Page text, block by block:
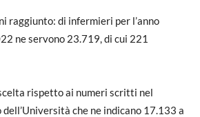
raggiunto: di infermieri per l’anno
ne servono 23.719, di cui 221
rispetto ai numeri scritti nel
che ne indicano 17.133 a